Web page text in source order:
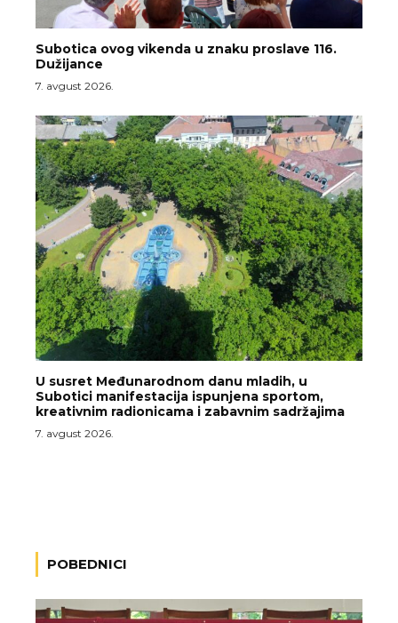
Subotica ovog vikenda u znaku proslave 116.
Dužijance
7. avgust 2026.
U susret Međunarodnom danu mladih, u
Subotici manifestacija ispunjena sportom,
kreativnim radionicama i zabavnim sadržajima
7. avgust 2026.
POBEDNICI